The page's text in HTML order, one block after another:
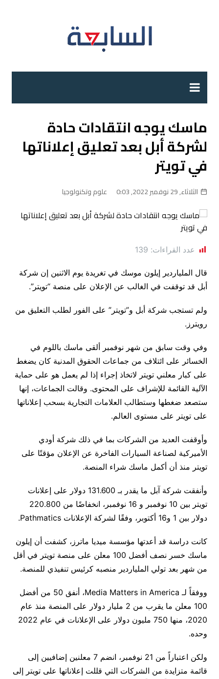
ماسك يوجه انتقادات حادة
لشركة أبل بعد تعليق إعلاناتها
في تويتر
الثلاثاء, 29 نوفمبر 2022, 0:03 علوم وتكنولوجيا
عدد القراءات: 139
قال الملياردير إيلون موسك في تغريدة يوم الاثنين إن شركة
أبل قد توقفت في الغالب عن الإعلان على منصة “تويتر”.
ولم تستجب شركة أبل و”تويتر” على الفور لطلب التعليق من
رويترز.
وفي وقت سابق من شهر نوفمبر ألقى ماسك باللوم في
الخسائر على ائتلاف من جماعات الحقوق المدنية كان يضغط
على كبار معلني تويتر لاتخاذ إجراء إذا لم يعمل هو على حماية
الآلية القائمة للإشراف على المحتوى. وقالت الجماعات، إنها
ستصعد ضغطها وستطالب العلامات التجارية بسحب إعلاناتها
على تويتر على مستوى العالم.
وأوقفت العديد من الشركات بما في ذلك شركة أودي
الأميركية لصناعة السيارات الفاخرة عن الإعلان مؤقتًا على
تويتر منذ أن أكمل ماسك شراء المنصة.
وأنفقت شركة آبل ما يقدر بـ 131.600 دولار على إعلانات
تويتر بين 10 نوفمبر و 16 نوفمبر، انخفاضًا من 220.800
دولار بين 1 و16 أكتوبر، وفقًا لشركة الإعلانات Pathmatics.
كانت دراسة قد أعدتها مؤسسة ميديا ماترز، كشفت أن إيلون
ماسك خسر نصف أفضل 100 معلن على منصة تويتر في أقل
من شهر بعد تولي الملياردير منصبه كرئيس تنفيذي للمنصة.
ووفقاً لـ Media Matters in America، أنفق 50 من أفضل
100 معلن ما يقرب من 2 مليار دولار على المنصة منذ عام
2020، منها 750 مليون دولار على الإعلانات في عام 2022
وحده.
ولكن اعتباراً من 21 نوفمبر، انضم 7 معلنين إضافيين إلى
قائمة متزايدة من الشركات التي قللت إعلاناتها على تويتر إلى